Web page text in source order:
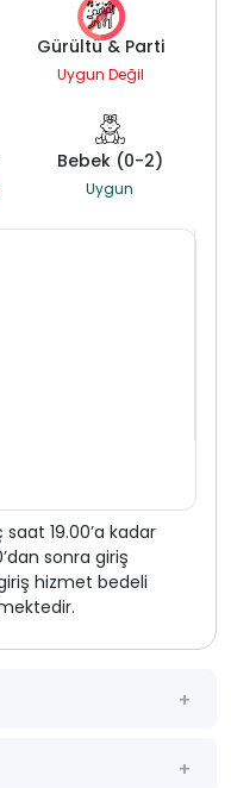
Gürültü & Parti
Uygun Değil
Bebek (0-2)
Uygun
19.00’a kadar
sonra giriş
hizmet bedeli